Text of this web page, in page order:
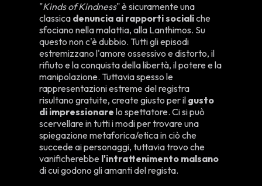
"Kinds of Kindness" è sicuramente una
classica denuncia ai rapporti socialiche
sfociano nella malattia, alla Lanthimos. Su
questo non c'è dubbio. Tutti gli episodi
estremizzano l'amore ossessivo e distorto, il
rifiuto e la conquista della libertà, il potere e la
manipolazione. Tuttavia spesso le
rappresentazioni estreme del registra
risultano gratuite, create giusto per il gusto
di impressionare lo spettatore. Ci si può
scervellare in tutti i modi per trovare una
spiegazione metaforica/etica in ciò che
succede ai personaggi, tuttavia trovo che
vanificherebbe l'intrattenimento malsano
di cui godono gli amanti del regista.